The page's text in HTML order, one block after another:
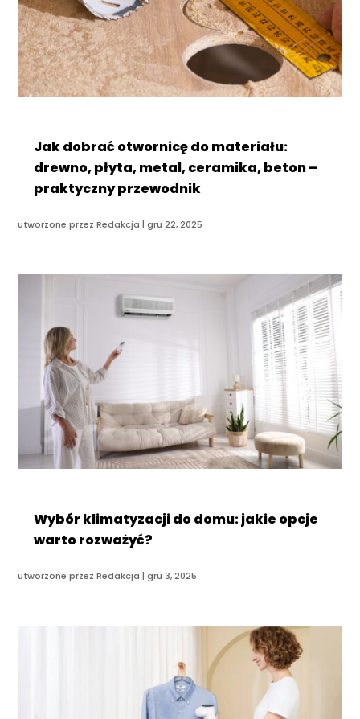
Jak dobrać otwornicę do materiału:
drewno, płyta, metal, ceramika, beton –
praktyczny przewodnik
utworzone przezRedakcja |gru 22, 2025
Wybór klimatyzacji do domu: jakie opcje
warto rozważyć?
utworzone przezRedakcja |gru 3, 2025